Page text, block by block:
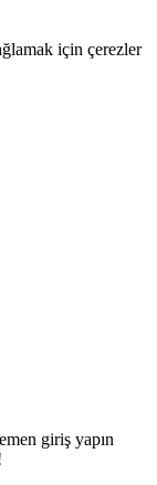
için çerezler
giriş yapın